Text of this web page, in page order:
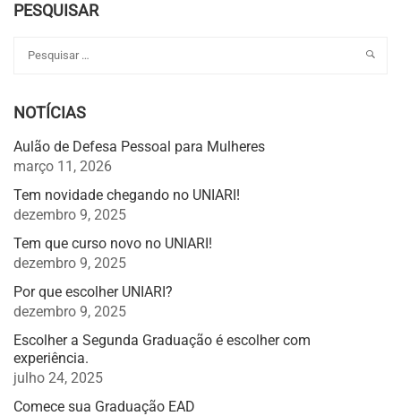
PESQUISAR
NOTÍCIAS
Aulão de Defesa Pessoal para Mulheres
março 11, 2026
Tem novidade chegando no UNIARI!
dezembro 9, 2025
Tem que curso novo no UNIARI!
dezembro 9, 2025
Por que escolher UNIARI?
dezembro 9, 2025
Escolher a Segunda Graduação é escolher com
experiência.
julho 24, 2025
Comece sua Graduação EAD